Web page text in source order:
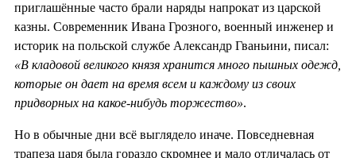
приглашённые часто брали наряды напрокат из царской
казны. Современник Ивана Грозного, военный инженер и
историк на польской службе Александр Гваньини, писал:
«В кладовой великого князя хранится много пышных одежд,
которые он дает на время всем и каждому из своих
придворных на какое-нибудь торжество».
Но в обычные дни всё выглядело иначе. Повседневная
трапеза царя была гораздо скромнее и мало отличалась от